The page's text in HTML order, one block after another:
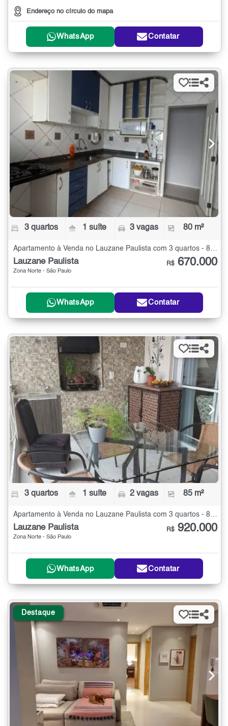
Endereço no círculo do mapa
WhatsApp Contatar
3 quartos 1 suíte 3 vagas 80 m²
Lauzane Paulista
Zona Norte - São Paulo
R$ 670.000
WhatsApp Contatar
3 quartos 1 suíte 2 vagas 85 m²
Apartamento à Venda no Lauzane Paulista com 3 quartos - 85 m²
Lauzane Paulista
Zona Norte - São Paulo
R$ 920.000
WhatsApp Contatar
Destaque